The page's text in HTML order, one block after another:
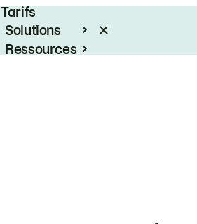
Tarifs
Solutions
Ressources